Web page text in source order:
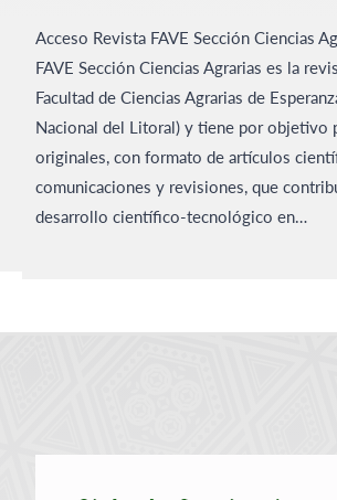
Acceso Revista FAVE Sección Ciencias
FAVE Sección Ciencias Agrarias es la
Facultad de Ciencias Agrarias de
Nacional del Litoral) y tiene por objetivo
originales, con formato de artículos
comunicaciones y revisiones, que
desarrollo científico-tecnológico en…